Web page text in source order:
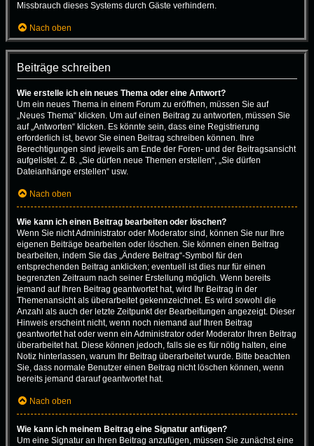
Missbrauch dieses Systems durch Gäste verhindern.
Nach oben
Beiträge schreiben
Wie erstelle ich ein neues Thema oder eine Antwort?
Um ein neues Thema in einem Forum zu eröffnen, müssen Sie auf
„Neues Thema“ klicken. Um auf einen Beitrag zu antworten, müssen Sie
auf „Antworten“ klicken. Es könnte sein, dass eine Registrierung
erforderlich ist, bevor Sie einen Beitrag schreiben können. Ihre
Berechtigungen sind jeweils am Ende der Foren- und der Beitragsansicht
aufgelistet. Z. B. „Sie dürfen neue Themen erstellen“, „Sie dürfen
Dateianhänge erstellen“ usw.
Nach oben
Wie kann ich einen Beitrag bearbeiten oder löschen?
Wenn Sie nicht Administrator oder Moderator sind, können Sie nur Ihre
eigenen Beiträge bearbeiten oder löschen. Sie können einen Beitrag
bearbeiten, indem Sie das „Ändere Beitrag“-Symbol für den
entsprechenden Beitrag anklicken; eventuell ist dies nur für einen
begrenzten Zeitraum nach seiner Erstellung möglich. Wenn bereits
jemand auf Ihren Beitrag geantwortet hat, wird Ihr Beitrag in der
Themenansicht als überarbeitet gekennzeichnet. Es wird sowohl die
Anzahl als auch der letzte Zeitpunkt der Bearbeitungen angezeigt. Dieser
Hinweis erscheint nicht, wenn noch niemand auf Ihren Beitrag
geantwortet hat oder wenn ein Administrator oder Moderator Ihren Beitrag
überarbeitet hat. Diese können jedoch, falls sie es für nötig halten, eine
Notiz hinterlassen, warum Ihr Beitrag überarbeitet wurde. Bitte beachten
Sie, dass normale Benutzer einen Beitrag nicht löschen können, wenn
bereits jemand darauf geantwortet hat.
Nach oben
Wie kann ich meinem Beitrag eine Signatur anfügen?
Um eine Signatur an Ihren Beitrag anzufügen, müssen Sie zunächst eine